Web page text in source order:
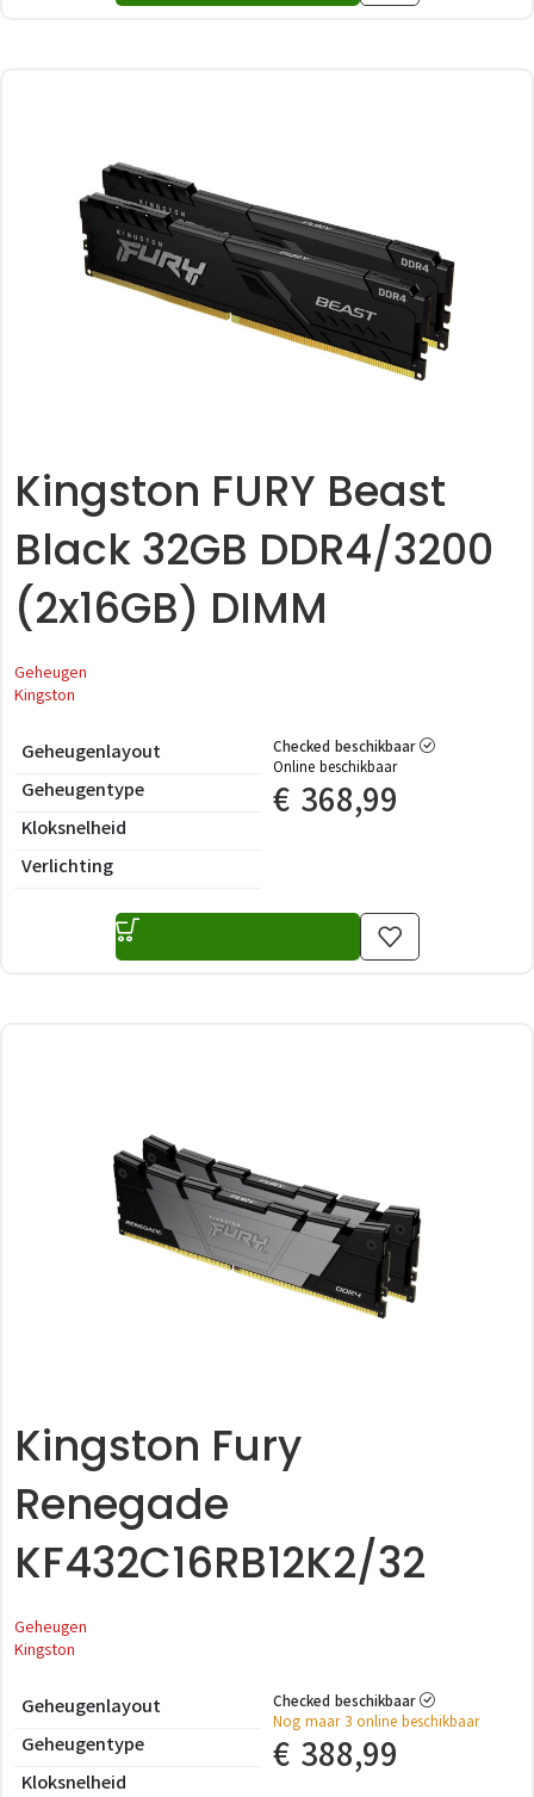
Kingston FURY Beast
Black 32GB DDR4/3200
(2x16GB) DIMM
Geheugen
Kingston
Geheugenlayout
Geheugentype
Kloksnelheid
Verlichting
Checked beschikbaar
Online beschikbaar
€ 368,99
Kingston Fury
Renegade
KF432C16RB12K2/32
Geheugen
Kingston
Geheugenlayout
Geheugentype
Kloksnelheid
Checked beschikbaar
Nog maar 3 online beschikbaar
€ 388,99